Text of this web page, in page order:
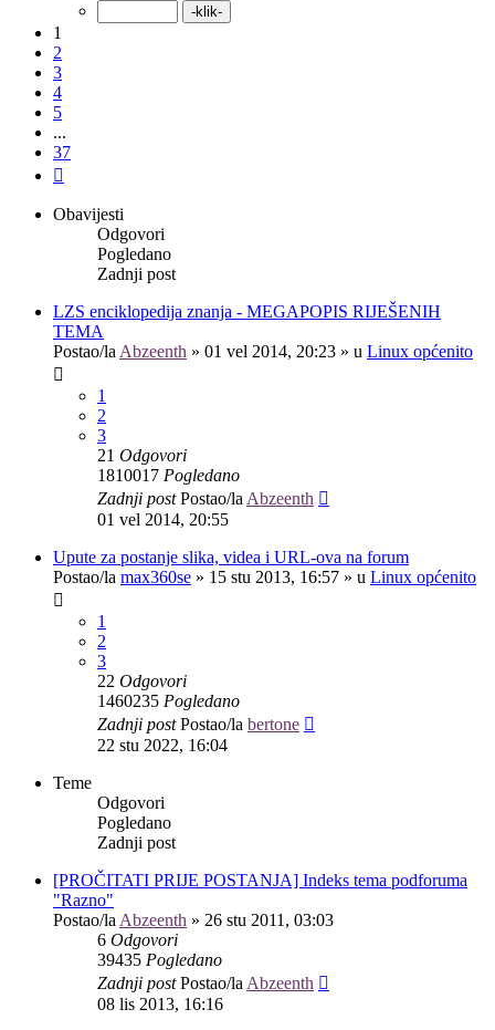
1
2
3
4
5
...
37
Obavijesti
Odgovori
Pogledano
Zadnji post
LZS enciklopedija znanja - MEGAPOPIS RIJEŠENIH
TEMA
Postao/la Abzeenth » 01 vel 2014, 20:23 » u Linux općenito
1
2
3
21 Odgovori
1810017 Pogledano
Zadnji postPostao/la Abzeenth
01 vel 2014, 20:55
Upute za postanje slika, videa i URL-ova na forum
Postao/la max360se » 15 stu 2013, 16:57 » u Linux općenito
1
2
3
22 Odgovori
1460235 Pogledano
Zadnji postPostao/la bertone
22 stu 2022, 16:04
Teme
Odgovori
Pogledano
Zadnji post
[PROČITATI PRIJE POSTANJA] Indeks tema podforuma
"Razno"
Postao/la Abzeenth » 26 stu 2011, 03:03
6 Odgovori
39435 Pogledano
Zadnji postPostao/la Abzeenth
08 lis 2013, 16:16